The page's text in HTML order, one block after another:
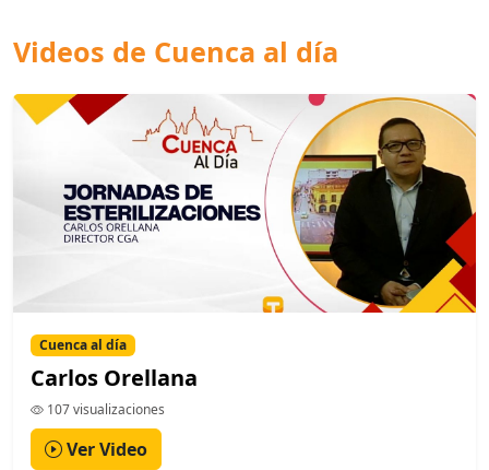
Videos de Cuenca al día
Cuenca al día
Carlos Orellana
107 visualizaciones
Ver Video